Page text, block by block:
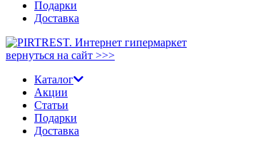
Подарки
Доставка
вернуться на сайт >>>
Каталог
Акции
Статьи
Подарки
Доставка